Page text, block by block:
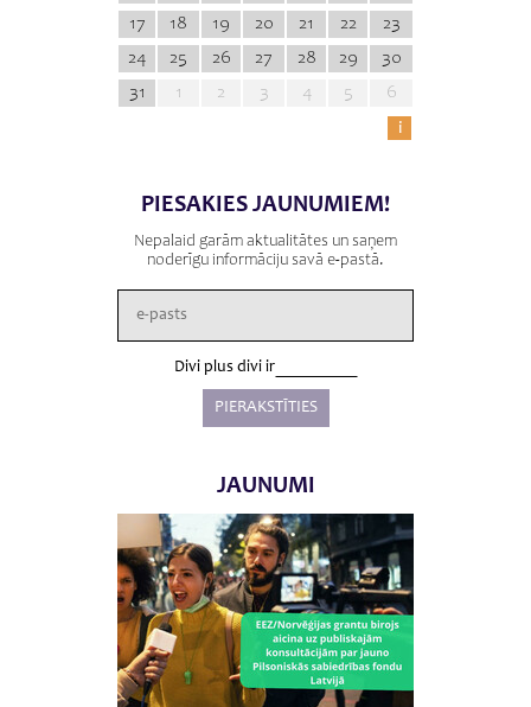
17
18 19 20 21 22
23
24
25 26 27 28 29
30
31
1 2 3 4 5
6
i
PIESAKIES JAUNUMIEM!
Nepalaid garām aktualitātes un saņem
noderīgu informāciju savā e-pastā.
Divi plus divi ir
JAUNUMI